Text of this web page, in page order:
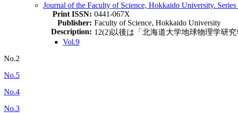
Journal of the Faculty of Science, Hokkaido University. Series
Print ISSN: 0441-067X
Publisher: Faculty of Science, Hokkaido University
Description: 12(2)以後は「北海道大学地球物理学研究
Vol.9
No.2
No.5
No.4
No.3